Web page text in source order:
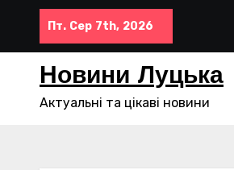
Перейти
контенту
Пт. Сер 7th, 2026
Новини Луцька
Актуальні та цікаві новини